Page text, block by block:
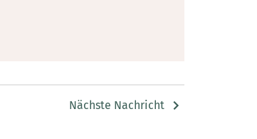
Nächste Nachricht